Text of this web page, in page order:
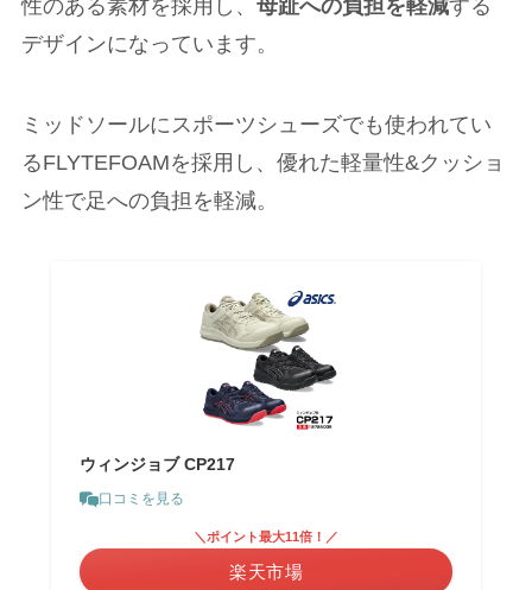
性のある素材を採用し、 母趾への負担を軽減する
デザインになっています。
ミッドソールにスポーツシューズでも使われてい
るFLYTEFOAMを採用し、優れた軽量性&クッショ
ン性で足への負担を軽減。
ウィンジョブ CP217
口コミを見る
＼ポイント最大11倍！／
楽天市場